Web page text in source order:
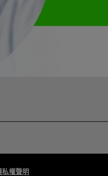
私權聲明